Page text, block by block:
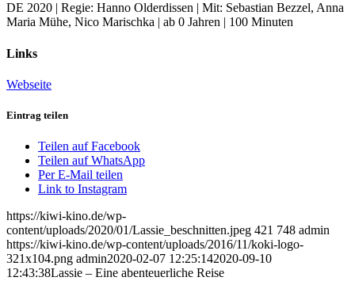
DE 2020 | Regie: Hanno Olderdissen | Mit: Sebastian Bezzel, Anna
Maria Mühe, Nico Marischka | ab 0 Jahren | 100 Minuten
Links
Webseite
Eintrag teilen
Teilen auf Facebook
Teilen auf WhatsApp
Per E-Mail teilen
Link to Instagram
https://kiwi-kino.de/wp-
content/uploads/2020/01/Lassie_beschnitten.jpeg 421 748 admin
https://kiwi-kino.de/wp-content/uploads/2016/11/koki-logo-
321x104.png admin2020-02-07 12:25:142020-09-10
12:43:38Lassie – Eine abenteuerliche Reise